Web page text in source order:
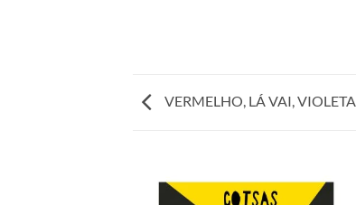
VERMELHO, LÁ VAI, VIOLETA